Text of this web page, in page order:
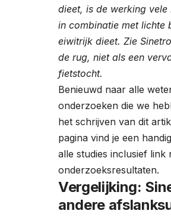
dieet, is de werking
in combinatie met lichte
eiwitrijk dieet. Zie
de rug, niet als een
fietstocht.
Benieuwd naar alle
onderzoeken die we
het schrijven van dit
pagina vind je een
alle studies inclusief link
onderzoeksresultaten.
Vergelijking:
andere